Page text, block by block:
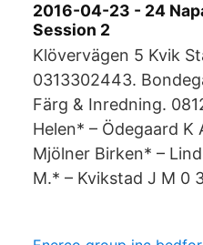
2016-04-23 - 24
Session 2
Klövervägen 5 Kvik
0313302443.
Färg & Inredning.
Helen* – Ödegaard K
Mjölner Birken* –
M.* – Kvikstad J M 0